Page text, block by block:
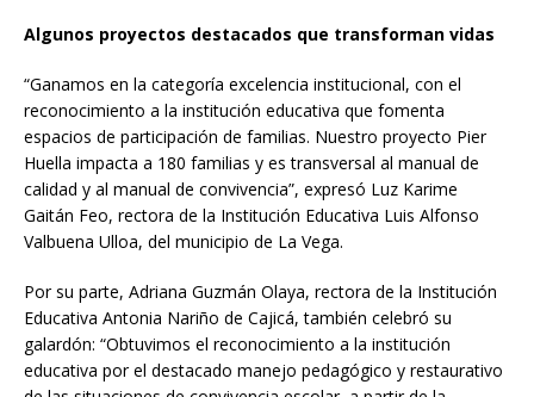
Algunos proyectos destacados que transforman vidas
“Ganamos en la categoría excelencia institucional, con el
reconocimiento a la institución educativa que fomenta
espacios de participación de familias. Nuestro proyecto Pier
Huella impacta a 180 familias y es transversal al manual de
calidad y al manual de convivencia”, expresó Luz Karime
Gaitán Feo, rectora de la Institución Educativa Luis Alfonso
Valbuena Ulloa, del municipio de La Vega.
Por su parte, Adriana Guzmán Olaya, rectora de la Institución
Educativa Antonia Nariño de Cajicá, también celebró su
galardón: “Obtuvimos el reconocimiento a la institución
educativa por el destacado manejo pedagógico y restaurativo